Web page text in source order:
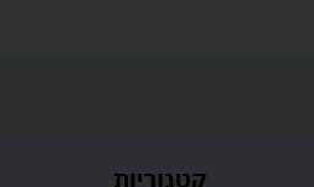
קטגוריות